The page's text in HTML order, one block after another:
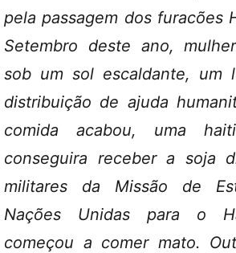
pela passagem dos furacões
Setembro deste ano,
sob um sol escaldante, um
distribuição de ajuda
comida acabou, uma
conseguira receber a soja
militares da Missão de
Nações Unidas para o
começou a comer mato.